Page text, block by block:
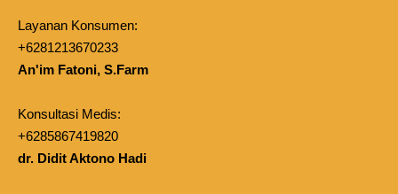
Layanan Konsumen:
+6281213670233
An'im Fatoni, S.Farm
Konsultasi Medis:
+6285867419820
dr. Didit Aktono Hadi